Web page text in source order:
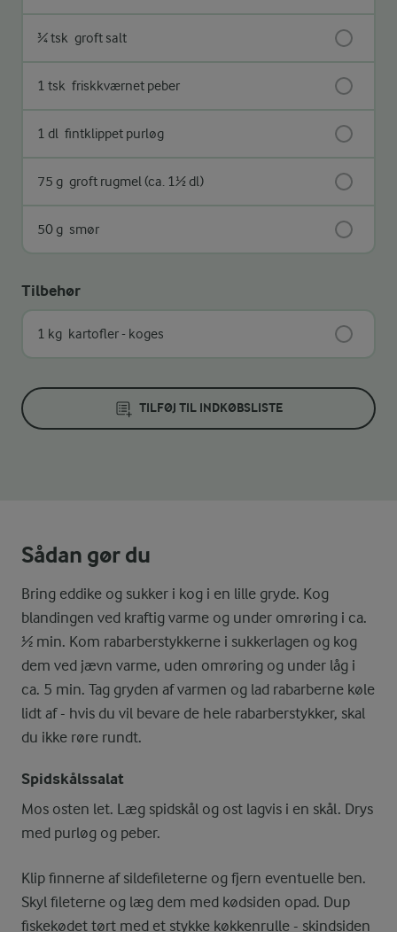
¾ tsk groft salt
1 tsk friskkværnet peber
1 dl fintklippet purløg
75 g groft rugmel (ca. 1½ dl)
50 g smør
Tilbehør
1 kg kartofler - koges
TILFØJ TIL INDKØBSLISTE
Sådan gør du
Bring eddike og sukker i kog i en lille gryde. Kog
blandingen ved kraftig varme og under omrøring i ca.
½ min. Kom rabarberstykkerne i sukkerlagen og kog
dem ved jævn varme, uden omrøring og under låg i
ca. 5 min. Tag gryden af varmen og lad rabarberne køle
lidt af - hvis du vil bevare de hele rabarberstykker, skal
du ikke røre rundt.
Spidskålssalat
Mos osten let. Læg spidskål og ost lagvis i en skål. Drys
med purløg og peber.
Klip finnerne af sildefileterne og fjern eventuelle ben.
Skyl fileterne og læg dem med kødsiden opad. Dup
fiskekødet tørt med et stykke køkkenrulle - skindsiden